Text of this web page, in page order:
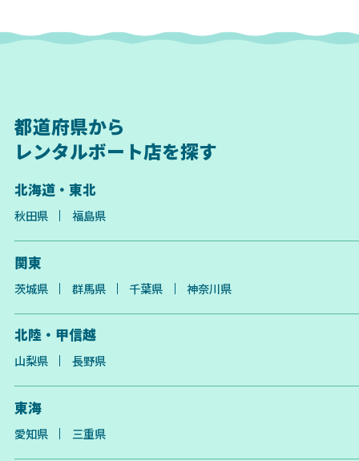
都道府県から
レンタルボート店を探す
北海道・東北
秋田県 福島県
関東
茨城県 群馬県 千葉県 神奈川県
北陸・甲信越
山梨県 長野県
東海
愛知県 三重県